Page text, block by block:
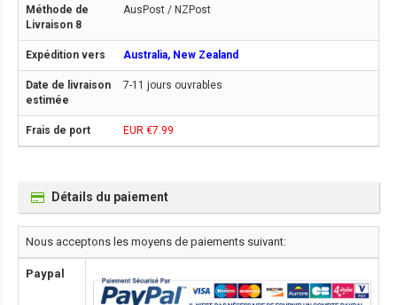
AusPost / NZPost
Australia, New Zealand
7-11 jours ouvrables
EUR €7.99
Détails du paiement
Nous acceptons les moyens de paiements suivant:
Paypal